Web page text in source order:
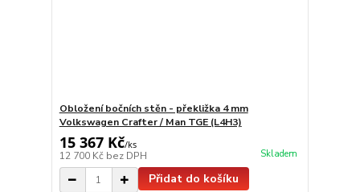
Obložení bočních stěn - překližka 4 mm
Volkswagen Crafter / Man TGE (L4H3)
15 367 Kč/ks
12 700 Kč bez DPH Skladem
Přidat do košíku